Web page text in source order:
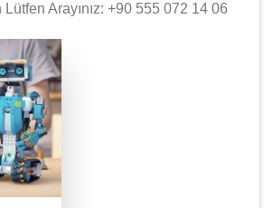
Arayınız: +90 555 072 14 06